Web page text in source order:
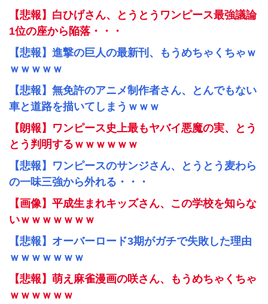
【悲報】白ひげさん、とうとうワンピース最強議論
1位の座から陥落・・・
【悲報】進撃の巨人の最新刊、もうめちゃくちゃｗ
ｗｗｗｗｗ
【悲報】無免許のアニメ制作者さん、とんでもない
車と道路を描いてしまうｗｗｗ
【朗報】ワンピース史上最もヤバイ悪魔の実、とう
とう判明するｗｗｗｗｗｗ
【悲報】ワンピースのサンジさん、とうとう麦わら
の一味三強から外れる・・・
【画像】平成生まれキッズさん、この学校を知らな
いｗｗｗｗｗｗｗ
【悲報】オーバーロード3期がガチで失敗した理由
ｗｗｗｗｗｗｗ
【悲報】萌え麻雀漫画の咲さん、もうめちゃくちゃ
ｗｗｗｗｗｗ